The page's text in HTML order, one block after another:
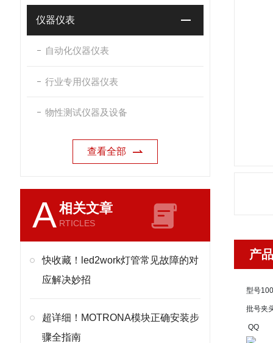
仪器仪表
自动化仪器仪表
行业专用仪器仪表
物性测试仪器及设备
查看全部
A相关文章
RTICLES
快收藏！led2work灯管常见故障的对
应解决妙招
超详细！MOTRONA模块正确安装步
骤全指南
产
型号
批号夹
QQ